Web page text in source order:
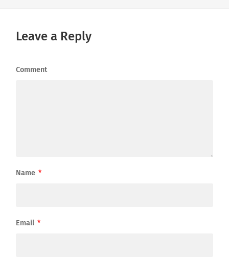
Leave a Reply
Comment
Name *
Email *